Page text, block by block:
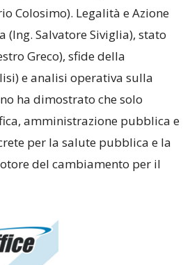
Colosimo). Legalità e Azione
Salvatore Siviglia), stato
Greco), sfide della
e analisi operativa sulla
ha dimostrato che solo
amministrazione pubblica e
per la salute pubblica e la
del cambiamento per il